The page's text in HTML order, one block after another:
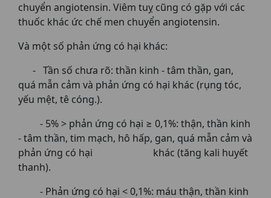
chuyển angiotensin. Viêm tuỵ cũng có gặp với các
thuốc khác ức chế men chuyển angiotensin.
Và một số phản ứng có hại khác:
- Tần số chưa rõ: thần kinh - tâm thần, gan,
quá mẫn cảm và phản ứng có hại khác (rụng tóc,
yếu mệt, tê cóng.).
- 5% > phản ứng có hại ≥ 0,1%: thận, thần kinh
- tâm thần, tim mạch, hô hấp, gan, quá mẫn cảm và
phản ứng có hại khác (tăng kali huyết
thanh).
- Phản ứng có hại < 0,1%: máu thận, thần kinh